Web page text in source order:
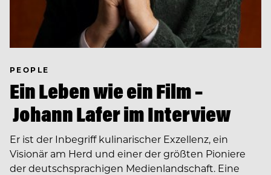
PEOPLE
Ein Leben wie ein Film –
Johann Lafer im Interview
Er ist der Inbegriff kulinarischer Exzellenz, ein
Visionär am Herd und einer der größten Pioniere
der deutschsprachigen Medienlandschaft. Eine